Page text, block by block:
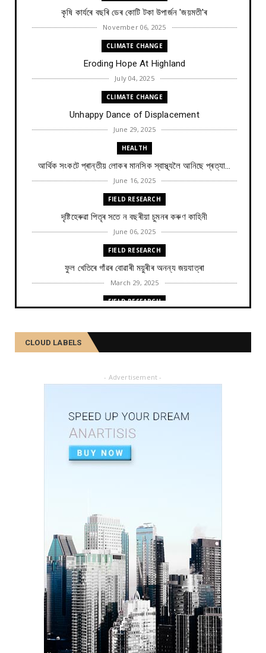
কৃষি কাৰ্যৰে বছৰি ডেৰ কোটি টকা উপার্জন 'জয়মতী'ৰ
November 06, 2025
CLIMATE CHANGE
Eroding Hope At Highland
July 04, 2025
CLIMATE CHANGE
Unhappy Dance of Displacement
June 29, 2025
HEALTH
আৰ্থিক সংকটে প্ৰান্তীয় লোকৰ মানসিক স্বাস্থ্যলৈ আনিছে প্ৰত্যা...
June 16, 2025
FIELD RESEARCH
দৃষ্টিহেৰুৱা পিতৃৰ সতে ন বছৰীয়া চুমনৰ কৰুণ কাহিনী
June 06, 2025
FIELD RESEARCH
ফুল খেতিৰে গাঁৱৰ বোৱাৰী ময়ুৰীৰ অনন্য জয়যাত্ৰা
March 29, 2025
FIELD RESEARCH
February 27, 2025
FIELD RESEARCH
February 04, 2025
একালৰ উগ্ৰপন্থী কবলিত দূৰ্গম গাঁৱৰ পৰা ৰাষ্ট্ৰীয় পৰ্যায়লৈ ময়...
December 26, 2024
SOCIAL
CLOUD LABELS
- Advertisement -